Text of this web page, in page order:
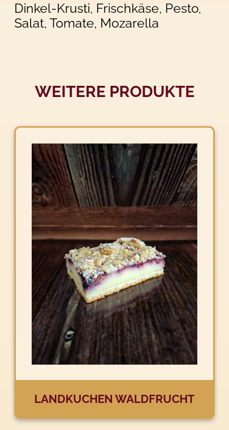
Dinkel-Krusti, Frischkäse, Pesto,
Salat, Tomate, Mozarella
WEITERE PRODUKTE
LANDKUCHEN WALDFRUCHT